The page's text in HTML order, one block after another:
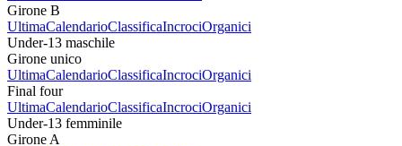
Girone B
UltimaCalendarioClassificaIncrociOrganici
Under-13 maschile
Girone unico
UltimaCalendarioClassificaIncrociOrganici
Final four
UltimaCalendarioClassificaIncrociOrganici
Under-13 femminile
Girone A